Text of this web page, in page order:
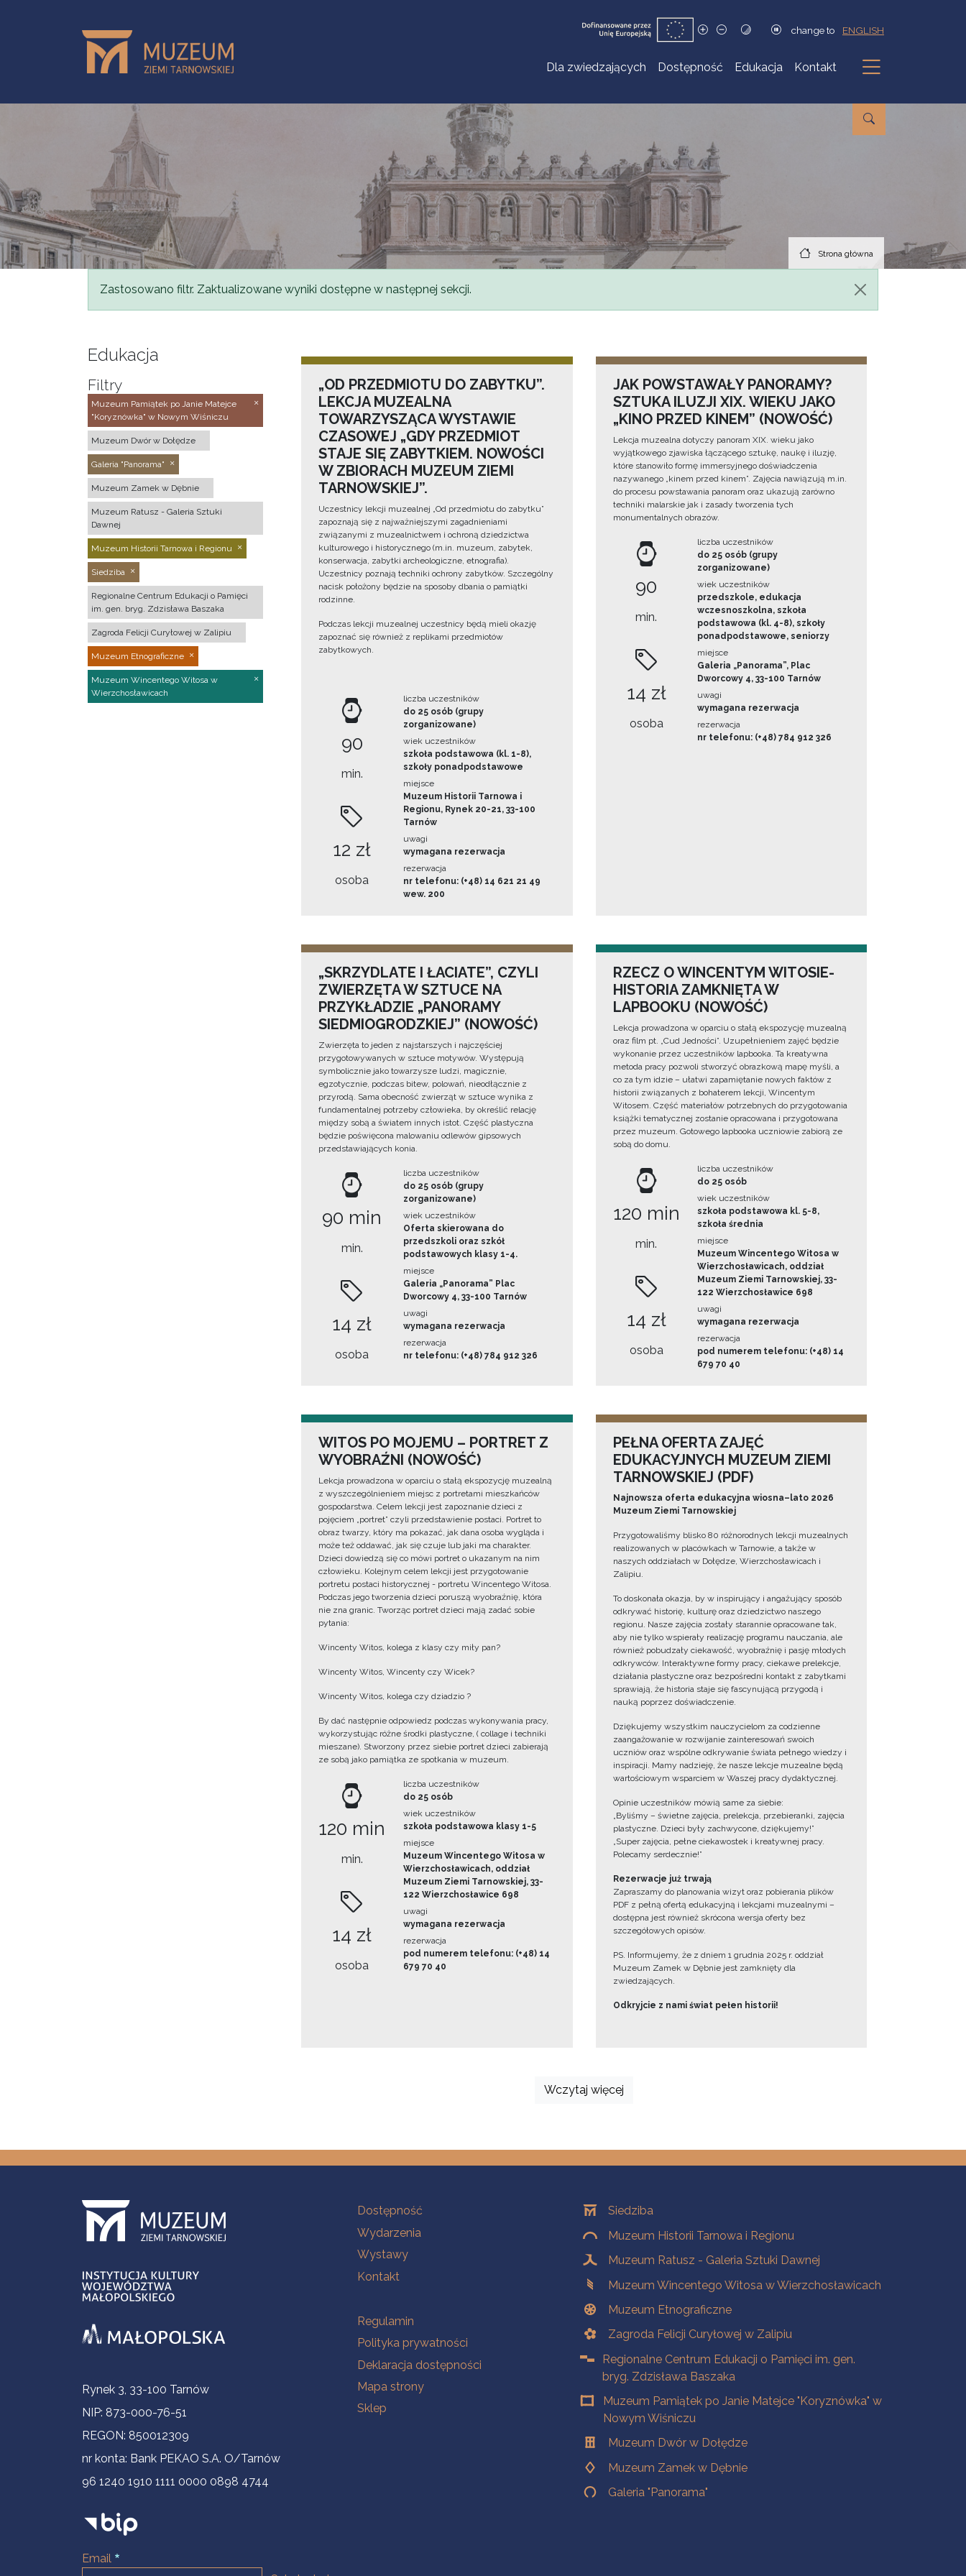
change to ENGLISH
Dla zwiedzających Dostępność Edukacja Kontakt
Podmenu
Strona główna
Komunikat
Zastosowano filtr. Zaktualizowane wyniki dostępne w następnej sekcji.
Edukacja
Filtry
Muzeum Pamiątek po Janie Matejce
"Koryznówka" w Nowym Wiśniczu
Muzeum Dwór w Dołędze
Galeria "Panorama"
Muzeum Zamek w Dębnie
Muzeum Ratusz - Galeria Sztuki
Dawnej
Muzeum Historii Tarnowa i Regionu
Siedziba
Regionalne Centrum Edukacji o Pamięci
im. gen. bryg. Zdzisława Baszaka
Zagroda Felicji Curyłowej w Zalipiu
Muzeum Etnograficzne
Muzeum Wincentego Witosa w
Wierzchosławicach
„OD PRZEDMIOTU DO ZABYTKU”.
LEKCJA MUZEALNA
TOWARZYSZĄCA WYSTAWIE
CZASOWEJ „GDY PRZEDMIOT
STAJE SIĘ ZABYTKIEM. NOWOŚCI
W ZBIORACH MUZEUM ZIEMI
TARNOWSKIEJ”.
Uczestnicy lekcji muzealnej „Od przedmiotu do zabytku”
zapoznają się z najważniejszymi zagadnieniami
związanymi z muzealnictwem i ochroną dziedzictwa
kulturowego i historycznego (m.in. muzeum, zabytek,
konserwacja, zabytki archeologiczne, etnografia).
Uczestnicy poznają techniki ochrony zabytków. Szczególny
nacisk położony będzie na sposoby dbania o pamiątki
rodzinne.
Podczas lekcji muzealnej uczestnicy będą mieli okazję
zapoznać się również z replikami przedmiotów
zabytkowych.
90
min.
12 zł
osoba
liczba uczestników
do 25 osób (grupy
zorganizowane)
wiek uczestników
szkoła podstawowa (kl. 1-8),
szkoły ponadpodstawowe
miejsce
Muzeum Historii Tarnowa i
Regionu, Rynek 20-21, 33-100
Tarnów
uwagi
wymagana rezerwacja
rezerwacja
nr telefonu: (+48) 14 621 21 49
wew. 200
JAK POWSTAWAŁY PANORAMY?
SZTUKA ILUZJI XIX. WIEKU JAKO
„KINO PRZED KINEM” (NOWOŚĆ)
Lekcja muzealna dotyczy panoram XIX. wieku jako
wyjątkowego zjawiska łączącego sztukę, naukę i iluzję,
które stanowiło formę immersyjnego doświadczenia
nazywanego „kinem przed kinem”. Zajęcia nawiązują m.in.
do procesu powstawania panoram oraz ukazują zarówno
techniki malarskie jak i zasady tworzenia tych
monumentalnych obrazów.
90
min.
14 zł
osoba
liczba uczestników
do 25 osób (grupy
zorganizowane)
wiek uczestników
przedszkole, edukacja
wczesnoszkolna, szkoła
podstawowa (kl. 4-8), szkoły
ponadpodstawowe, seniorzy
miejsce
Galeria „Panorama”, Plac
Dworcowy 4, 33-100 Tarnów
uwagi
wymagana rezerwacja
rezerwacja
nr telefonu: (+48) 784 912 326
„SKRZYDLATE I ŁACIATE”, CZYLI
ZWIERZĘTA W SZTUCE NA
PRZYKŁADZIE „PANORAMY
SIEDMIOGRODZKIEJ” (NOWOŚĆ)
Zwierzęta to jeden z najstarszych i najczęściej
przygotowywanych w sztuce motywów. Występują
symbolicznie jako towarzysze ludzi, magicznie,
egzotycznie, podczas bitew, polowań, nieodłącznie z
przyrodą. Sama obecność zwierząt w sztuce wynika z
fundamentalnej potrzeby człowieka, by określić relację
między sobą a światem innych istot. Część plastyczna
będzie poświęcona malowaniu odlewów gipsowych
przedstawiających konia.
90 min
min.
14 zł
osoba
liczba uczestników
do 25 osób (grupy
zorganizowane)
wiek uczestników
Oferta skierowana do
przedszkoli oraz szkół
podstawowych klasy 1-4.
miejsce
Galeria „Panorama” Plac
Dworcowy 4, 33-100 Tarnów
uwagi
wymagana rezerwacja
rezerwacja
nr telefonu: (+48) 784 912 326
RZECZ O WINCENTYM WITOSIE-
HISTORIA ZAMKNIĘTA W
LAPBOOKU (NOWOŚĆ)
Lekcja prowadzona w oparciu o stałą ekspozycję muzealną
oraz film pt. „Cud Jedności”. Uzupełnieniem zajęć będzie
wykonanie przez uczestników lapbooka. Ta kreatywna
metoda pracy pozwoli stworzyć obrazkową mapę myśli, a
co za tym idzie – ułatwi zapamiętanie nowych faktów z
historii związanych z bohaterem lekcji, Wincentym
Witosem. Część materiałów potrzebnych do przygotowania
książki tematycznej zostanie opracowana i przygotowana
przez muzeum. Gotowego lapbooka uczniowie zabiorą ze
sobą do domu.
120 min
min.
14 zł
osoba
liczba uczestników
do 25 osób
wiek uczestników
szkoła podstawowa kl. 5-8,
szkoła średnia
miejsce
Muzeum Wincentego Witosa w
Wierzchosławicach, oddział
Muzeum Ziemi Tarnowskiej, 33-
122 Wierzchosławice 698
uwagi
wymagana rezerwacja
rezerwacja
pod numerem telefonu: (+48) 14
679 70 40
WITOS PO MOJEMU – PORTRET Z
WYOBRAŹNI (NOWOŚĆ)
Lekcja prowadzona w oparciu o stałą ekspozycję muzealną
z wyszczególnieniem miejsc z portretami mieszkańców
gospodarstwa. Celem lekcji jest zapoznanie dzieci z
pojęciem „portret” czyli przedstawienie postaci. Portret to
obraz twarzy, który ma pokazać, jak dana osoba wygląda i
może też oddawać, jak się czuje lub jaki ma charakter.
Dzieci dowiedzą się co mówi portret o ukazanym na nim
człowieku. Kolejnym celem lekcji jest przygotowanie
portretu postaci historycznej - portretu Wincentego Witosa.
Podczas jego tworzenia dzieci poruszą wyobraźnię, która
nie zna granic. Tworząc portret dzieci mają zadać sobie
pytania:
Wincenty Witos, kolega z klasy czy miły pan?
Wincenty Witos, Wincenty czy Wicek?
Wincenty Witos, kolega czy dziadzio ?
By dać następnie odpowiedz podczas wykonywania pracy,
wykorzystując różne środki plastyczne, ( collage i techniki
mieszane). Stworzony przez siebie portret dzieci zabierają
ze sobą jako pamiątka ze spotkania w muzeum.
120 min
min.
14 zł
osoba
liczba uczestników
do 25 osób
wiek uczestników
szkoła podstawowa klasy 1-5
miejsce
Muzeum Wincentego Witosa w
Wierzchosławicach, oddział
Muzeum Ziemi Tarnowskiej, 33-
122 Wierzchosławice 698
uwagi
wymagana rezerwacja
rezerwacja
pod numerem telefonu: (+48) 14
679 70 40
PEŁNA OFERTA ZAJĘĆ
EDUKACYJNYCH MUZEUM ZIEMI
TARNOWSKIEJ (PDF)
Najnowsza oferta edukacyjna wiosna–lato 2026
Muzeum Ziemi Tarnowskiej
Przygotowaliśmy blisko 80 różnorodnych lekcji muzealnych
realizowanych w placówkach w Tarnowie, a także w
naszych oddziałach w Dołędze, Wierzchosławicach i
Zalipiu.
To doskonała okazja, by w inspirujący i angażujący sposób
odkrywać historię, kulturę oraz dziedzictwo naszego
regionu. Nasze zajęcia zostały starannie opracowane tak,
aby nie tylko wspierały realizację programu nauczania, ale
również pobudzały ciekawość, wyobraźnię i pasję młodych
odkrywców. Interaktywne formy pracy, ciekawe prelekcje,
działania plastyczne oraz bezpośredni kontakt z zabytkami
sprawiają, że historia staje się fascynującą przygodą i
nauką poprzez doświadczenie.
Dziękujemy wszystkim nauczycielom za codzienne
zaangażowanie w rozwijanie zainteresowań swoich
uczniów oraz wspólne odkrywanie świata pełnego wiedzy i
inspiracji. Mamy nadzieję, że nasze lekcje muzealne będą
wartościowym wsparciem w Waszej pracy dydaktycznej.
Opinie uczestników mówią same za siebie:
„Byliśmy – świetne zajęcia, prelekcja, przebieranki, zajęcia
plastyczne. Dzieci były zachwycone, dziękujemy!”
„Super zajęcia, pełne ciekawostek i kreatywnej pracy.
Polecamy serdecznie!”
Rezerwacje już trwają
Zapraszamy do planowania wizyt oraz pobierania plików
PDF z pełną ofertą edukacyjną i lekcjami muzealnymi –
dostępna jest również skrócona wersja oferty bez
szczegółowych opisów.
PS. Informujemy, że z dniem 1 grudnia 2025 r. oddział
Muzeum Zamek w Dębnie jest zamknięty dla
zwiedzających.
Odkryjcie z nami świat pełen historii!
Wczytaj więcej
Informacje kontaktowe
Rynek 3, 33-100 Tarnów
NIP: 873-000-76-51
REGON: 850012309
nr konta: Bank PEKAO S.A. O/Tarnów
96 1240 1910 1111 0000 0898 4744
Email
Na skróty
Dostępność
Wydarzenia
Wystawy
Kontakt
Na skróty
Regulamin
Polityka prywatności
Deklaracja dostępności
Mapa strony
Sklep
OddziałySiedziba
Muzeum Historii Tarnowa i Regionu
Muzeum Ratusz - Galeria Sztuki Dawnej
Muzeum Wincentego Witosa w Wierzchosławicach
Muzeum Etnograficzne
Zagroda Felicji Curyłowej w Zalipiu
Regionalne Centrum Edukacji o Pamięci im. gen.
bryg. Zdzisława Baszaka
Muzeum Pamiątek po Janie Matejce "Koryznówka" w
Nowym Wiśniczu
Muzeum Dwór w Dołędze
Muzeum Zamek w Dębnie
Galeria "Panorama"